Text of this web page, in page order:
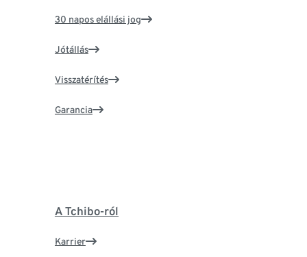
30 napos elállási jog
Jótállás
Visszatérítés
Garancia
A Tchibo-ról
Karrier